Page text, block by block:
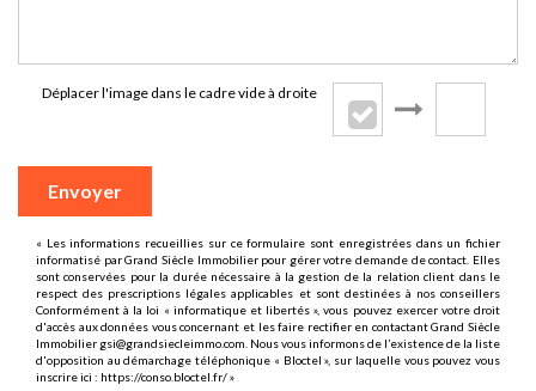
Déplacer l'image dans le cadre vide à droite
Envoyer
« Les informations recueillies sur ce formulaire sont enregistrées dans un fichier
informatisé par Grand Siècle Immobilier pour gérer votre demande de contact. Elles
sont conservées pour la durée nécessaire à la gestion de la relation client dans le
respect des prescriptions légales applicables et sont destinées à nos conseillers
Conformément à la loi « informatique et libertés », vous pouvez exercer votre droit
d'accès aux données vous concernant et les faire rectifier en contactant Grand Siècle
Immobilier gsi@grandsiecleimmo.com. Nous vous informons de l’existence de la liste
d'opposition au démarchage téléphonique « Bloctel », sur laquelle vous pouvez vous
inscrire ici : https://conso.bloctel.fr/»